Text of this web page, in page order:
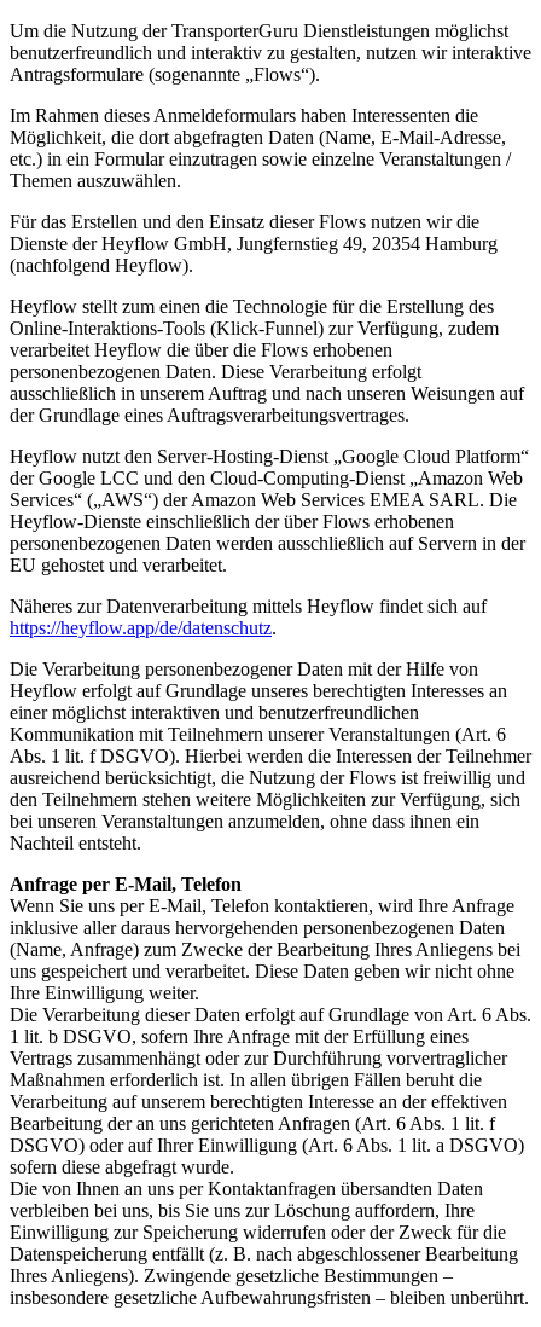
Um die Nutzung der TransporterGuru Dienstleistungen möglichst
benutzerfreundlich und interaktiv zu gestalten, nutzen wir interaktive
Antragsformulare (sogenannte „Flows“).
Im Rahmen dieses Anmeldeformulars haben Interessenten die
Möglichkeit, die dort abgefragten Daten (Name, E-Mail-Adresse,
etc.) in ein Formular einzutragen sowie einzelne Veranstaltungen /
Themen auszuwählen.
Für das Erstellen und den Einsatz dieser Flows nutzen wir die
Dienste der Heyflow GmbH, Jungfernstieg 49, 20354 Hamburg
(nachfolgend Heyflow).
Heyflow stellt zum einen die Technologie für die Erstellung des
Online-Interaktions-Tools (Klick-Funnel) zur Verfügung, zudem
verarbeitet Heyflow die über die Flows erhobenen
personenbezogenen Daten. Diese Verarbeitung erfolgt
ausschließlich in unserem Auftrag und nach unseren Weisungen auf
der Grundlage eines Auftragsverarbeitungsvertrages.
Heyflow nutzt den Server-Hosting-Dienst „Google Cloud Platform“
der Google LCC und den Cloud-Computing-Dienst „Amazon Web
Services“ („AWS“) der Amazon Web Services EMEA SARL. Die
Heyflow-Dienste einschließlich der über Flows erhobenen
personenbezogenen Daten werden ausschließlich auf Servern in der
EU gehostet und verarbeitet.
Näheres zur Datenverarbeitung mittels Heyflow findet sich auf
https://heyflow.app/de/datenschutz.
Die Verarbeitung personenbezogener Daten mit der Hilfe von
Heyflow erfolgt auf Grundlage unseres berechtigten Interesses an
einer möglichst interaktiven und benutzerfreundlichen
Kommunikation mit Teilnehmern unserer Veranstaltungen (Art. 6
Abs. 1 lit. f DSGVO). Hierbei werden die Interessen der Teilnehmer
ausreichend berücksichtigt, die Nutzung der Flows ist freiwillig und
den Teilnehmern stehen weitere Möglichkeiten zur Verfügung, sich
bei unseren Veranstaltungen anzumelden, ohne dass ihnen ein
Nachteil entsteht.
Anfrage per E-Mail, Telefon
Wenn Sie uns per E-Mail, Telefon kontaktieren, wird Ihre Anfrage
inklusive aller daraus hervorgehenden personenbezogenen Daten
(Name, Anfrage) zum Zwecke der Bearbeitung Ihres Anliegens bei
uns gespeichert und verarbeitet. Diese Daten geben wir nicht ohne
Ihre Einwilligung weiter.
Die Verarbeitung dieser Daten erfolgt auf Grundlage von Art. 6 Abs.
1 lit. b DSGVO, sofern Ihre Anfrage mit der Erfüllung eines
Vertrags zusammenhängt oder zur Durchführung vorvertraglicher
Maßnahmen erforderlich ist. In allen übrigen Fällen beruht die
Verarbeitung auf unserem berechtigten Interesse an der effektiven
Bearbeitung der an uns gerichteten Anfragen (Art. 6 Abs. 1 lit. f
DSGVO) oder auf Ihrer Einwilligung (Art. 6 Abs. 1 lit. a DSGVO)
sofern diese abgefragt wurde.
Die von Ihnen an uns per Kontaktanfragen übersandten Daten
verbleiben bei uns, bis Sie uns zur Löschung auffordern, Ihre
Einwilligung zur Speicherung widerrufen oder der Zweck für die
Datenspeicherung entfällt (z. B. nach abgeschlossener Bearbeitung
Ihres Anliegens). Zwingende gesetzliche Bestimmungen –
insbesondere gesetzliche Aufbewahrungsfristen – bleiben unberührt.